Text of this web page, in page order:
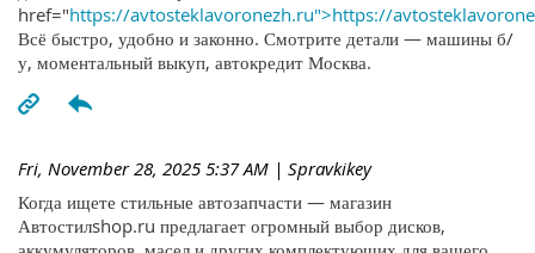
href="https://avtosteklavoronezh.ru">https://
Всё быстро, удобно и законно. Смотрите детали — машины б/
у, моментальный выкуп, автокредит Москва.
Fri, November 28, 2025 5:37 AM | Spravkikey
Когда ищете стильные автозапчасти — магазин
Автостилshop.ru предлагает огромный выбор дисков,